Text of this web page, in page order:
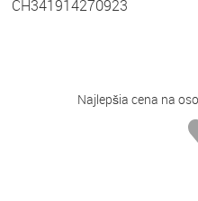
CH341914270923
Najlepšia cena na